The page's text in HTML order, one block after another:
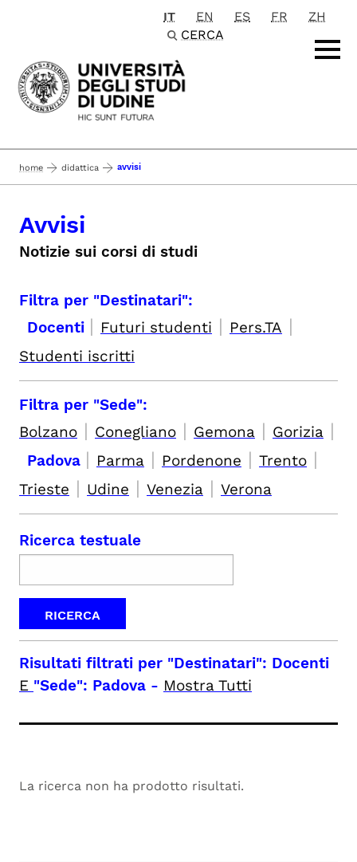
Passa al contenuto principale
IT EN ES FR
ZH
CERCA
home didattica avvisi
Avvisi
Notizie sui corsi di studi
Filtra per "Destinatari":
Docenti | Futuri studenti | Pers.TA |
Studenti iscritti
Filtra per "Sede":
Bolzano | Conegliano | Gemona | Gorizia |
Padova | Parma | Pordenone | Trento |
Trieste | Udine | Venezia | Verona
Ricerca testuale
Risultati filtrati per "Destinatari": Docenti
E "Sede": Padova - Mostra Tutti
La ricerca non ha prodotto risultati.